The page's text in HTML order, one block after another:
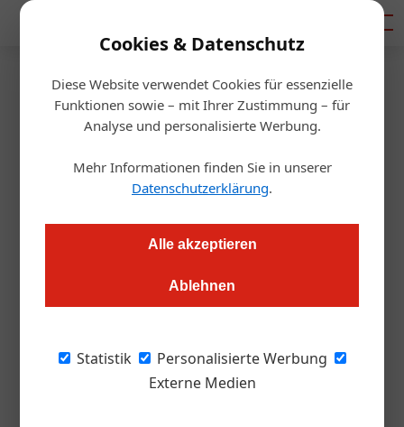
Cookies & Datenschutz
Diese Website verwendet Cookies für essenzielle
Funktionen sowie – mit Ihrer Zustimmung – für
Analyse und personalisierte Werbung.
Mehr Informationen finden Sie in unserer
Datenschutzerklärung.
Alle akzeptieren
Ablehnen
Statistik
Personalisierte Werbung
Externe Medien
Startseite/Getränke
Kalter Kaffee and more …
Redaktion.OEGZ 27.05.2011, 00:00 Uhr
Eisgekühlte Kaffeespezialitäten für heiße Sommertage
in bekanntes Sprichwort sagt: „Kalter Kaffee
Barock zurückzuführen – und damals hieß es:
„Kalter Kaffee hält schön!“, denn Heißgetränke